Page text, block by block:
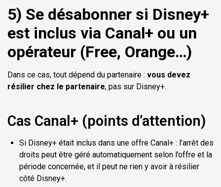
5) Se désabonner si Disney+
est inclus via Canal+ ou un
opérateur (Free, Orange…)
Dans ce cas, tout dépend du partenaire : vous devez
résilier chez le partenaire, pas sur Disney+.
Cas Canal+ (points d’attention)
Si Disney+ était inclus dans une offre Canal+ : l’arrêt des
droits peut être géré automatiquement selon l’offre et la
période concernée, et il peut ne rien y avoir à résilier
côté Disney+.